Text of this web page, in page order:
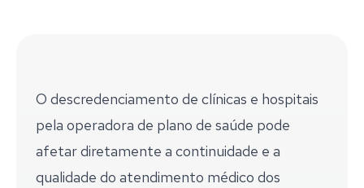
O descredenciamento de clínicas e hospitais
pela operadora de plano de saúde pode
afetar diretamente a continuidade e a
qualidade do atendimento médico dos